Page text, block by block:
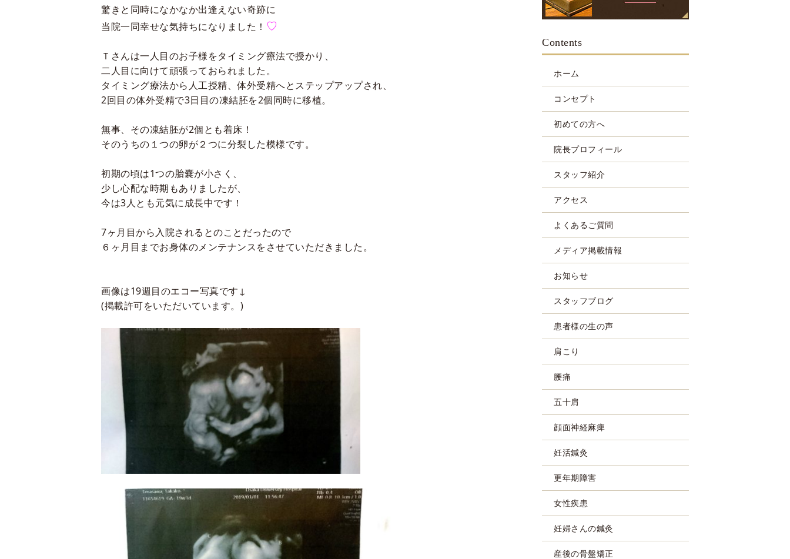
驚きと同時になかなか出逢えない奇跡に
当院一同幸せな気持ちになりました！ ♡
Ｔさんは一人目のお子様をタイミング療法で授かり、
二人目に向けて頑張っておられました。
タイミング療法から人工授精、体外受精へとステップアップされ、
2回目の体外受精で3日目の凍結胚を2個同時に移植。
無事、その凍結胚が2個とも着床 ！
そのうちの１つの卵が２つに分裂した模様です。
初期の頃は1つの胎嚢が小さく、
少し心配な時期もありましたが、
今は3人とも元気に成長中です！
7ヶ月目から入院されるとのことだったので
６ヶ月目までお身体のメンテナンスをさせていただきました。
画像は19週目のエコー写真です↓
(掲載許可をいただいています。 )
Contents
ホーム
コンセプト
初めての方へ
院長プロフィール
スタッフ紹介
アクセス
よくあるご質問
メディア掲載情報
お知らせ
スタッフブログ
患者様の生の声
肩こり
腰痛
五十肩
顔面神経麻痺
妊活鍼灸
更年期障害
女性疾患
妊婦さんの鍼灸
産後の骨盤矯正